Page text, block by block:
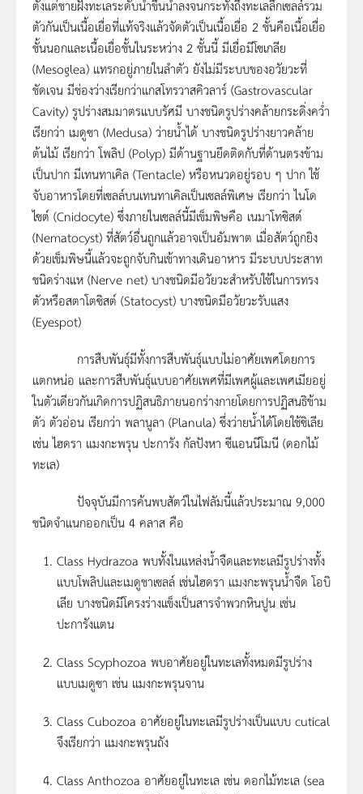
ตั้งแต่ชายฝั่งทะเลระดับน้ำขึ้นน้ำลงจนกระทั่งถึงทะเลลึกเซลล์รวม
ตัวกันเป็นเนื้อเยื่อที่แท้จริงแล้วจัดตัวเป็นเนื้อเยื่อ 2 ชั้นคือเนื้อเยื่อ
ชั้นนอกและเนื้อเยื่อชั้นในระหว่าง 2 ชั้นนี้ มีเยื่อมีโซเกลีย
(Mesoglea) แทรกอยู่ภายในลำตัว ยังไม่มีระบบของอวัยวะที่
ชัดเจน มีช่องว่างเรียกว่าแกสโทรวาสคิวลาร์ (Gastrovascular
Cavity) รูปร่างสมมาตรแบบรัศมี บางชนิดรูปร่างคล้ายกระดิ่งคว่ำ
เรียกว่า เมดูซา (Medusa) ว่ายน้ำได้ บางชนิดรูปร่างยาวคล้าย
ต้นไม้ เรียกว่า โพลิป (Polyp) มีด้านฐานยึดติดกับที่ด้านตรงข้าม
เป็นปาก มีเทนทาเคิล (Tentacle) หรือหนวดอยู่รอบ ๆ ปาก ใช้
จับอาหารโดยที่เซลล์บนเทนทาเคิลเป็นเซลล์พิเศษ เรียกว่า ไนโด
ไซต์ (Cnidocyte) ซึ่งภายในเซลล์นี้มีเข็มพิษคือ เนมาโทซิสต์
(Nematocyst) ที่สัตว์อื่นถูกแล้วอาจเป็นอัมพาต เมื่อสัตว์ถูกยิง
ด้วยเข็มพิษนี้แล้วจะถูกจับกินเข้าทางเดินอาหาร มีระบบประสาท
ชนิดร่างแห (Nerve net) บางชนิดมีอวัยวะสำหรับใช้ในการทรง
ตัวหรือสตาโตซิสต์ (Statocyst) บางชนิดมีอวัยวะรับแสง
(Eyespot)
การสืบพันธุ์มีทั้งการสืบพันธุ์แบบไม่อาศัยเพศโดยการ
แตกหน่อ และการสืบพันธุ์แบบอาศัยเพศที่มีเพศผู้และเพศเมียอยู่
ในตัวเดียวกันเกิดการปฏิสนธิภายนอกร่างกายโดยการปฏิสนธิข้าม
ตัว ตัวอ่อน เรียกว่า พลานูลา (Planula) ซึ่งว่ายน้ำได้โดยใช้ซิเลีย
เช่น ไฮดรา แมงกะพรุน ปะการัง กัลปังหา ซีแอนนีโมนี (ดอกไม้
ทะเล)
ปัจจุบันมีการค้นพบสัตว์ในไฟลัมนี้แล้วประมาณ 9,000
ชนิดจำแนกออกเป็น 4 คลาส คือ
Class Hydrazoa พบทั้งในแหล่งน้ำจืดและทะเลมีรูปร่างทั้ง
แบบโพลิปและเมดูชาเซลล์ เช่นไฮดรา แมงกะพรุนน้ำจืด โอบิ
เลีย บางชนิดมีโครงร่างแข็งเป็นสารจำพวกหินปูน เช่น
ปะการังแตน
Class Scyphozoa พบอาศัยอยู่ในทะเลทั้งหมดมีรูปร่าง
แบบเมดูซา เช่น แมงกะพรุนจาน
Class Cubozoa อาศัยอยู่ในทะเลมีรูปร่างเป็นแบบ cutical
จึงเรียกว่า แมงกะพรุนถัง
Class Anthozoa อาศัยอยู่ในทะเล เช่น ดอกไม้ทะเล (sea